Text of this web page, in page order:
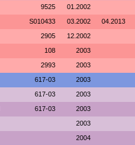
9525 01.2002
S010433 03.2002 04.2013
2905 12.2002
108 2003
2993 2003
617-03 2003
617-03 2003
617-03 2003
2003
2004